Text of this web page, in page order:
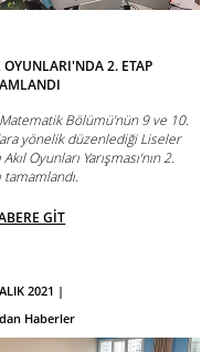
OYUNLARI'NDA 2. ETAP
Bölümü’nün 9 ve 10.
yönelik düzenlediği Liseler
Akıl Oyunları Yarışması‘nın 2.
tamamlandı.
GİT
2021 |
Haberler